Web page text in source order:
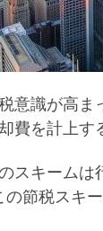
意識が高ま
費を計上
スキーム
節税スキ